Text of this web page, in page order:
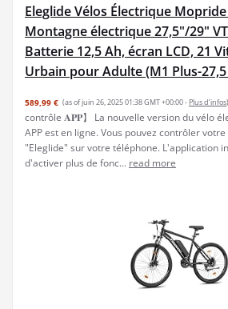
Eleglide Vélos Électrique
Montagne électrique 27,5"/29"
Batterie 12,5 Ah, écran LCD, 21
Urbain pour Adulte (M1 Plus-27,5
589,99 € (as of juin 26, 2025 01:38 GMT +00:00 - Plus d’infos)
contrôle 𝐀𝐏𝐏】 La nouvelle version du vélo
APP est en ligne. Vous pouvez contrôler
"Eleglide" sur votre téléphone. L'application
d'activer plus de fonc... read more